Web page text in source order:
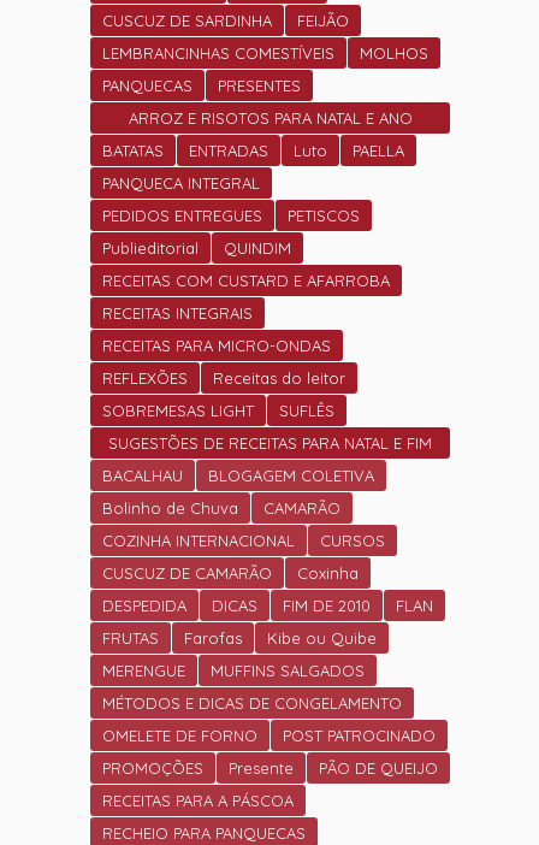
CUSCUZ DE SARDINHA
FEIJÃO
LEMBRANCINHAS COMESTÍVEIS
MOLHOS
PANQUECAS
PRESENTES
ARROZ E RISOTOS PARA NATAL E ANO
NOVO
BATATAS ENTRADAS Luto
PAELLA
PANQUECA INTEGRAL
PEDIDOS ENTREGUES
PETISCOS
Publieditorial
QUINDIM
RECEITAS COM CUSTARD E AFARROBA
RECEITAS INTEGRAIS
RECEITAS PARA MICRO-ONDAS
REFLEXÕES
Receitas do leitor
SOBREMESAS LIGHT
SUFLÊS
SUGESTÕES DE RECEITAS PARA NATAL E FIM
DE ANO.
BACALHAU
BLOGAGEM COLETIVA
Bolinho de Chuva
CAMARÃO
COZINHA INTERNACIONAL
CURSOS
CUSCUZ DE CAMARÃO
Coxinha
DESPEDIDA
DICAS FIM DE 2010
FLAN
FRUTAS
Farofas
Kibe ou Quibe
MERENGUE
MUFFINS SALGADOS
MÉTODOS E DICAS DE CONGELAMENTO
OMELETE DE FORNO
POST PATROCINADO
PROMOÇÕES
Presente
PÃO DE QUEIJO
RECEITAS PARA A PÁSCOA
RECHEIO PARA PANQUECAS